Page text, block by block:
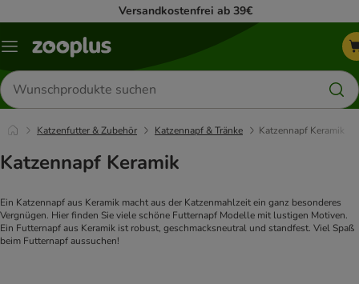
Versandkostenfrei ab 39€
Menü
Produkte
suchen
Katzenfutter & Zubehör Katzennapf & Tränke Katzennapf Keramik
Katzennapf Keramik
Ein Katzennapf aus Keramik macht aus der Katzenmahlzeit ein ganz besonderes
Vergnügen. Hier finden Sie viele schöne Futternapf Modelle mit lustigen Motiven.
Ein Futternapf aus Keramik ist robust, geschmacksneutral und standfest. Viel Spaß
beim Futternapf aussuchen!